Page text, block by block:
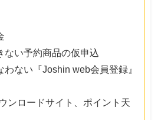
ない予約商品の仮申込
わない『Joshin web会員登録』
ンロードサイト、ポイント天